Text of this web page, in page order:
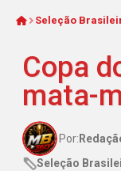
InícioSeleção
Copa
mata-
Por:
Seleção